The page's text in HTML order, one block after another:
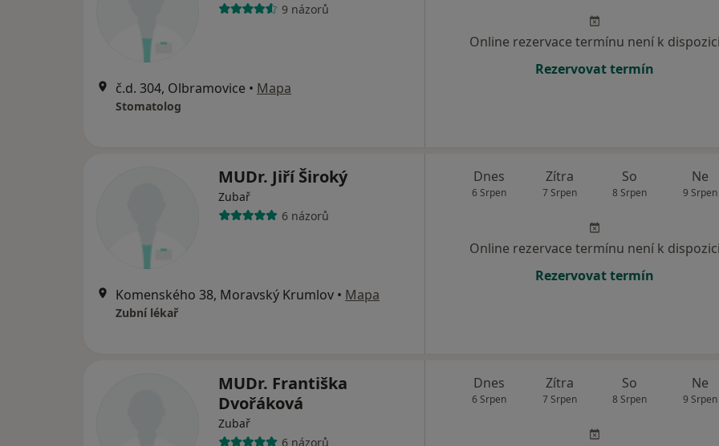
9 názorů
č.d. 304, Olbramovice • Mapa
Stomatolog
Online rezervace termínu není k dispozici
Rezervovat termín
MUDr. Jiří Široký
Zubař
6 názorů
Komenského 38, Moravský Krumlov • Mapa
Zubní lékař
Dnes
6 Srpen
Zítra
7 Srpen
So
8 Srpen
Ne
9 Srpen
Online rezervace termínu není k dispozici
Rezervovat termín
MUDr. Františka
Dvořáková
Zubař
6 názorů
Dnes
6 Srpen
Zítra
7 Srpen
So
8 Srpen
Ne
9 Srpen